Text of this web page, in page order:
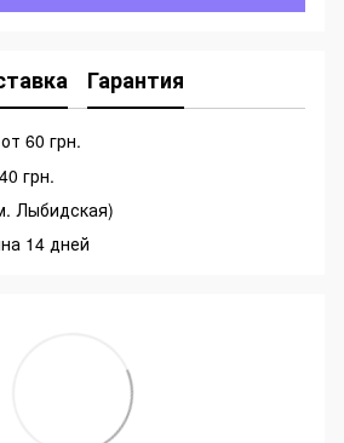
Гарантия
60 грн.
грн.
Лыбидская)
14 дней